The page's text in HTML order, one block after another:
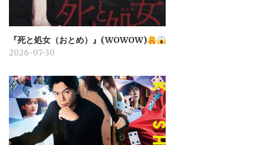
『死と処女（おとめ）』(WOWOW)
2026-07-30